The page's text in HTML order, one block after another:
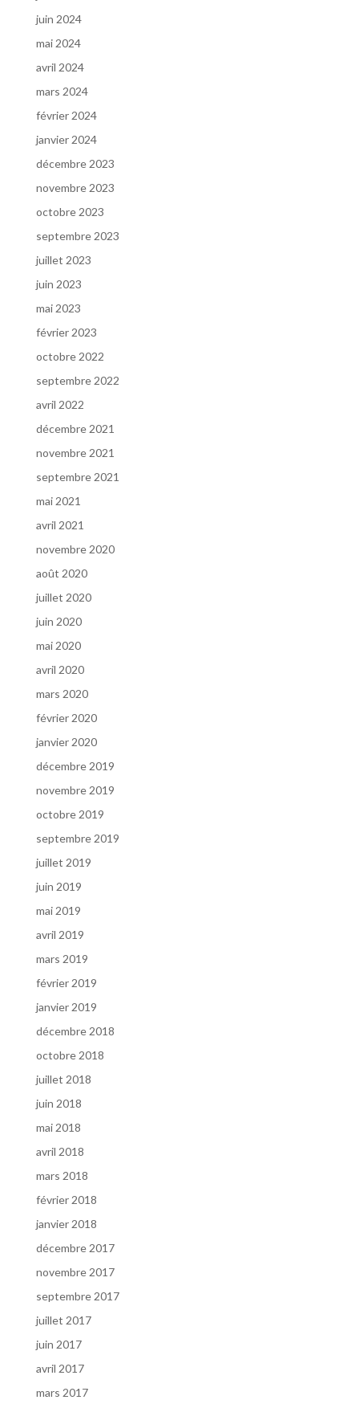
juin 2024
mai 2024
avril 2024
mars 2024
février 2024
janvier 2024
décembre 2023
novembre 2023
octobre 2023
septembre 2023
juillet 2023
juin 2023
mai 2023
février 2023
octobre 2022
septembre 2022
avril 2022
décembre 2021
novembre 2021
septembre 2021
mai 2021
avril 2021
novembre 2020
août 2020
juillet 2020
juin 2020
mai 2020
avril 2020
mars 2020
février 2020
janvier 2020
décembre 2019
novembre 2019
octobre 2019
septembre 2019
juillet 2019
juin 2019
mai 2019
avril 2019
mars 2019
février 2019
janvier 2019
décembre 2018
octobre 2018
juillet 2018
juin 2018
mai 2018
avril 2018
mars 2018
février 2018
janvier 2018
décembre 2017
novembre 2017
septembre 2017
juillet 2017
juin 2017
avril 2017
mars 2017